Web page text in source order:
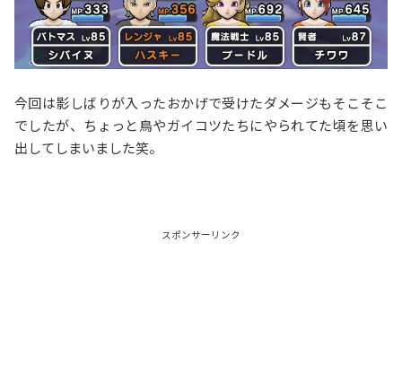
今回は影しばりが入ったおかげで受けたダメージもそこそこ
でしたが、ちょっと鳥やガイコツたちにやられてた頃を思い
出してしまいました笑。
スポンサーリンク